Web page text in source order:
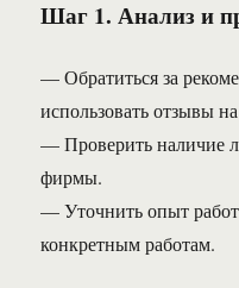
Шаг 1. Анализ и
— Обратиться за
использовать отзывы
— Проверить наличие
фирмы.
— Уточнить опыт
конкретным работам.